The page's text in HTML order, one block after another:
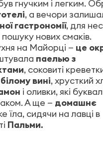
гнучким і легким.
, а вечори
гастрономії, для
пошуку нових смаків.
на Майорці — це
паелью з
, соковиті
білому вині, хрусткий
і оливки, які
А ще — домашнє
їла, сидячи на лавці в
Пальми.